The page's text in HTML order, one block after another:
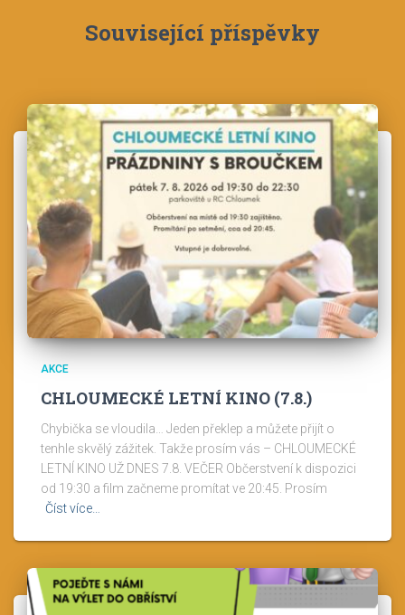
Související příspěvky
AKCE
CHLOUMECKÉ LETNÍ KINO (7.8.)
Chybička se vloudila… Jeden překlep a můžete přijít o
tenhle skvělý zážitek. Takže prosím vás – CHLOUMECKÉ
LETNÍ KINO UŽ DNES 7.8. VEČER Občerstvení k dispozici
od 19:30 a film začneme promítat ve 20:45. Prosím
Číst více…